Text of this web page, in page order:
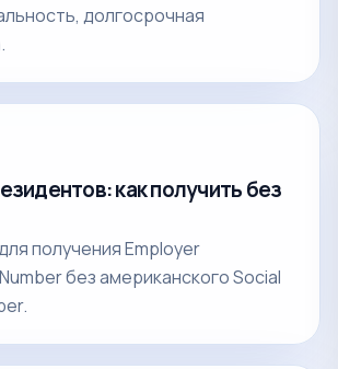
долгосрочная
как получить без
получения Employer
без американского Social